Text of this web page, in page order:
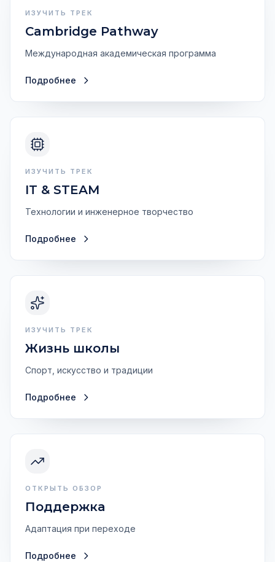
ИЗУЧИТЬ ТРЕК
Cambridge Pathway
Международная академическая программа
Подробнее
ИЗУЧИТЬ ТРЕК
IT & STEAM
Технологии и инженерное творчество
Подробнее
ИЗУЧИТЬ ТРЕК
Жизнь школы
Спорт, искусство и традиции
Подробнее
ОТКРЫТЬ ОБЗОР
Поддержка
Адаптация при переходе
Подробнее